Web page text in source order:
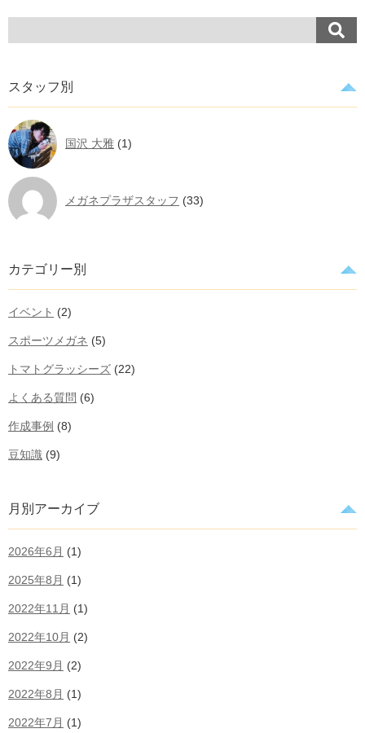
スタッフ別
国沢 大雅 (1)
メガネプラザスタッフ (33)
カテゴリー別
イベント (2)
スポーツメガネ (5)
トマトグラッシーズ (22)
よくある質問 (6)
作成事例 (8)
豆知識 (9)
月別アーカイブ
2026年6月 (1)
2025年8月 (1)
2022年11月 (1)
2022年10月 (2)
2022年9月 (2)
2022年8月 (1)
2022年7月 (1)